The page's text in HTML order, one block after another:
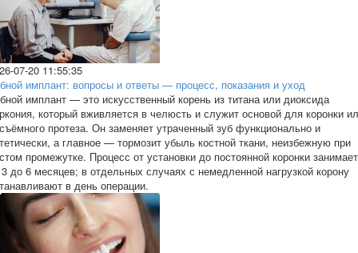
07-20 11:55:35
имплант: вопросы и ответы — процесс, показания и уход
имплант — это искусственный корень из титана или диоксида
который вживляется в челюсть и служит основой для коронки
протеза. Он заменяет утраченный зуб функционально и
а главное — тормозит убыль костной ткани, неизбежную при
промежутке. Процесс от установки до постоянной коронки занимает
до 6 месяцев; в отдельных случаях с немедленной нагрузкой корону
в день операции.